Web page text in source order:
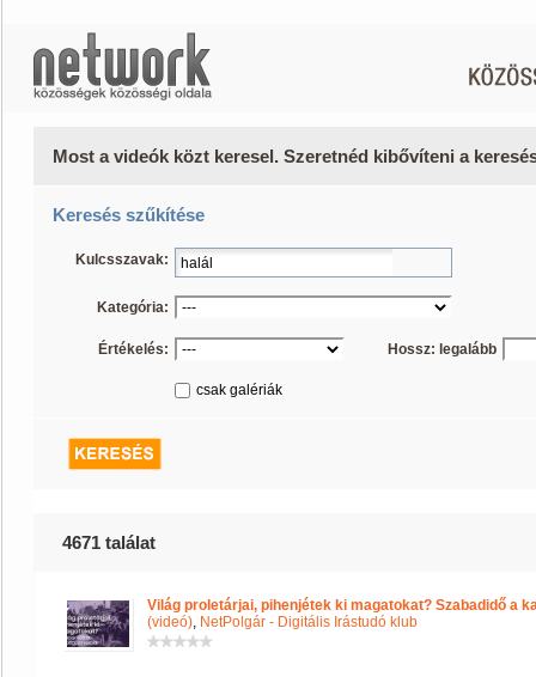
Most a videók közt keresel. Szeretnéd kibővíteni a
Keresés szűkítése
Kulcsszavak:
Kategória:
Értékelés: Hossz: legalább
csak galériák
4671 találat
Világ proletárjai, pihenjétek ki magatokat? Szabadidő a
(videó), NetPolgár - Digitális Irástudó klub